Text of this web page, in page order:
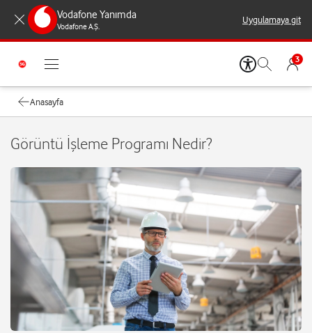
Vodafone Yanımda
Vodafone A.Ş.
Uygulamaya git
3
Anasayfa
Görüntü İşleme Programı Nedir?